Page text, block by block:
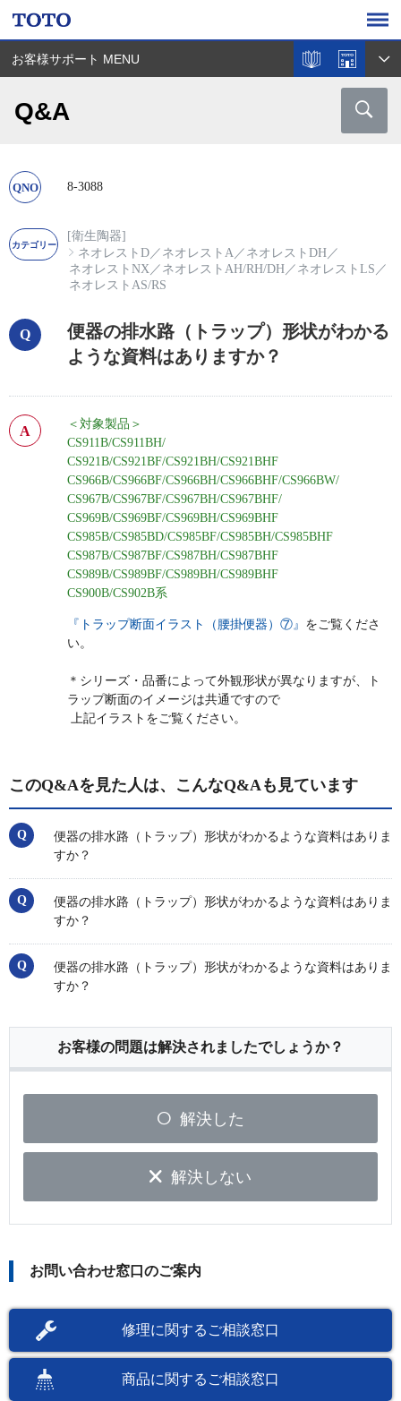
お客様サポート MENU
Q&A
8-3088
[衛生陶器]
ネオレストD／ ネオレストA／ ネオレストDH／
ネオレストNX／ ネオレストAH/RH/DH／ ネオレストLS ／
ネオレストAS/RS
便器の排水路（トラップ）形状がわかる
ような資料はありますか？
＜対象製品＞
CS911B/CS911BH/
CS921B/CS921BF/CS921BH/CS921BHF
CS966B/CS966BF/CS966BH/CS966BHF/CS966BW/
CS967B/CS967BF/CS967BH/CS967BHF/
CS969B/CS969BF/CS969BH/CS969BHF
CS985B/CS985BD/CS985BF/CS985BH/CS985BHF
CS987B/CS987BF/CS987BH/CS987BHF
CS989B/CS989BF/CS989BH/CS989BHF
CS900B/CS902B系
『トラップ断面イラスト（腰掛便器）⑦』 をご覧くださ
い。
＊シリーズ・品番によって外観形状が異なりますが、ト
ラップ断面のイメージは共通ですので
上記イラストをご覧ください。
このQ&Aを見た人は、こんなQ&Aも見ています
便器の排水路（トラップ）形状がわかるような資料はありま
すか？
便器の排水路（トラップ）形状がわかるような資料はありま
すか？
便器の排水路（トラップ）形状がわかるような資料はありま
すか？
お客様の問題は解決されましたでしょうか？
解決した
解決しない
お問い合わせ窓口のご案内
修理に関するご相談窓口
商品に関するご相談窓口